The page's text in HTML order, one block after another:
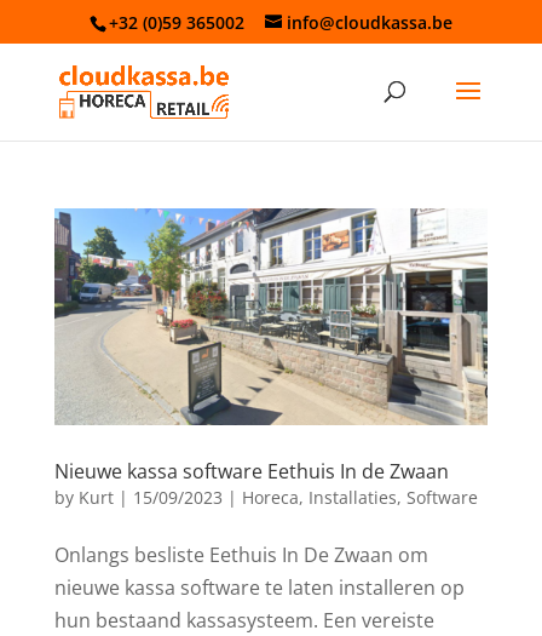
+32 (0)59 365002 info@cloudkassa.be
Nieuwe kassa software Eethuis In de Zwaan
by Kurt| 15/09/2023 | Horeca, Installaties, Software
Onlangs besliste Eethuis In De Zwaan om
nieuwe kassa software te laten installeren op
hun bestaand kassasysteem. Een vereiste